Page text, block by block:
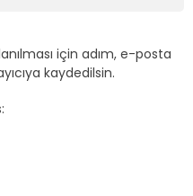
için adım, e-posta
kaydedilsin.